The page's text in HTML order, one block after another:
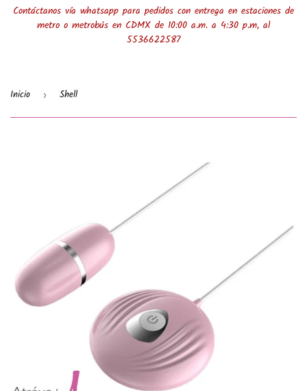
Contáctanos vía whatsapp para pedidos con entrega en estaciones de
metro o metrobús en CDMX de 10:00 a.m. a 4:30 p.m, al
5536622587
Inicio › Shell